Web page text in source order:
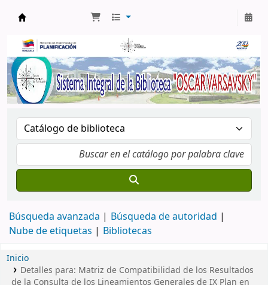
Búsqueda avanzada
Búsqueda de autoridad
Nube de etiquetas
Bibliotecas
Inicio
Detalles para: Matriz de Compatibilidad de los Resultados
de la Consulta de los Lineamientos Generales de IX Plan en